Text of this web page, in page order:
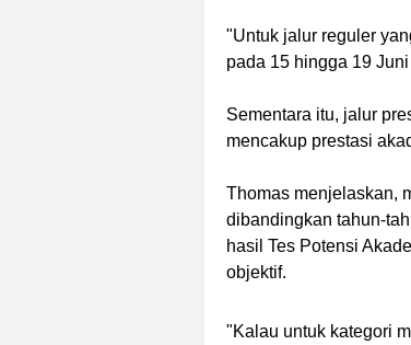
"Untuk jalur reguler
pada 15 hingga 19
Sementara itu, jalur
mencakup prestasi
Thomas menjelaskan,
dibandingkan tahun-
hasil Tes Potensi
objektif.
"Kalau untuk kategori